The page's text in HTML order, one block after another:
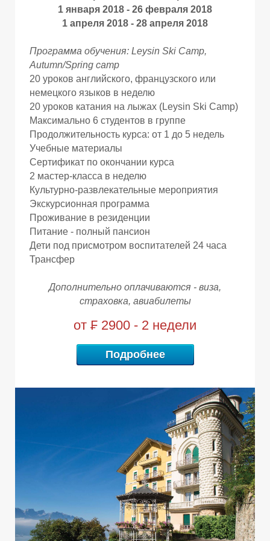
Р
1 января 2018 - 26 февраля 2018
1 апреля 2018 - 28 апреля 2018
Программа обучения: Leysin Ski Camp,
Autumn/Spring camp
20 уроков английского, французского или
немецкого языков в неделю
20 уроков катания на лыжах (Leysin Ski Camp)
Максимально 6 студентов в группе
Продолжительность курса: от 1 до 5 недель
Учебные материалы
Сертификат по окончании курса
2 мастер-класса в неделю
Культурно-развлекательные мероприятия
Экскурсионная программа
Проживание в резиденции
Питание - полный пансион
Дети под присмотром воспитателей 24 часа
Трансфер
Дополнительно оплачиваются - виза,
страховка, авиабилеты
от ₣ 2900 - 2 недели
Подробнее
Р